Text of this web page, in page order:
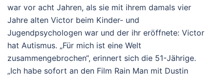
war vor acht Jahren, als sie mit ihrem damals vier
Jahre alten Victor beim Kinder- und
Jugendpsychologen war und der ihr eröffnete: Victor
hat Autismus. „Für mich ist eine Welt
zusammengebrochen“, erinnert sich die 51-Jährige.
„Ich habe sofort an den Film Rain Man mit Dustin